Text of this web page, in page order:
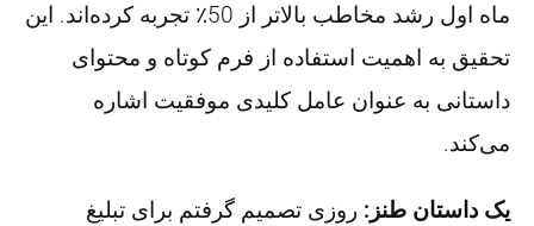
ماه اول رشد مخاطب بالاتر از 50٪ تجربه کرده‌اند. این
تحقیق به اهمیت استفاده از فرم کوتاه و محتوای
داستانی به عنوان عامل کلیدی موفقیت اشاره
می‌کند.
یک داستان طنز: روزی تصمیم گرفتم برای تبلیغ